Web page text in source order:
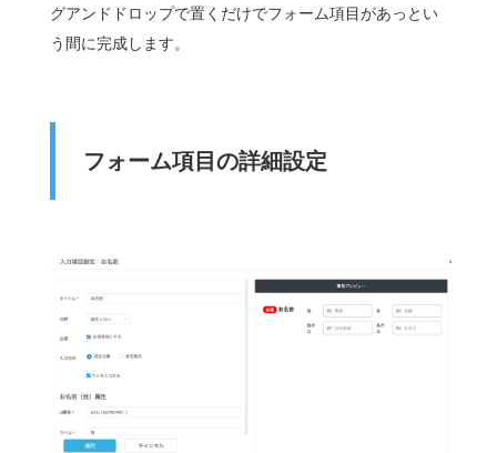
グアンドドロップで置くだけでフォーム項目があっとい
う間に完成します。
フォーム項目の詳細設定